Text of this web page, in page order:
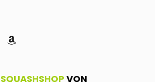
amazon
SQUASHSHOP VON